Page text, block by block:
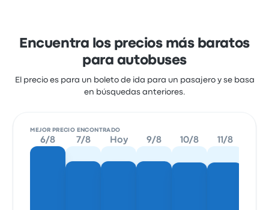
Encuentra los precios más baratos
para autobuses
El precio es para un boleto de ida para un pasajero y se basa
en búsquedas anteriores.
MEJOR PRECIO ENCONTRADO
6/8 7/8 Hoy 9/8 10/8 11/8